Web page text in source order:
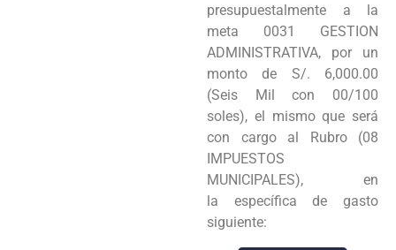
presupuestalmente a la
meta 0031 GESTION
ADMINISTRATIVA, por un
monto de S/. 6,000.00
(Seis Mil con 00/100
soles), el mismo que será
con cargo al Rubro (08
IMPUESTOS
MUNICIPALES), en
la específica de gasto
siguiente: